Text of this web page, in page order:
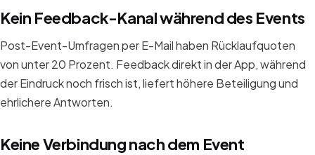
Kein Feedback-Kanal während des Events
Post-Event-Umfragen per E-Mail haben Rücklaufquoten
von unter 20 Prozent. Feedback direkt in der App, während
der Eindruck noch frisch ist, liefert höhere Beteiligung und
ehrlichere Antworten.
Keine Verbindung nach dem Event